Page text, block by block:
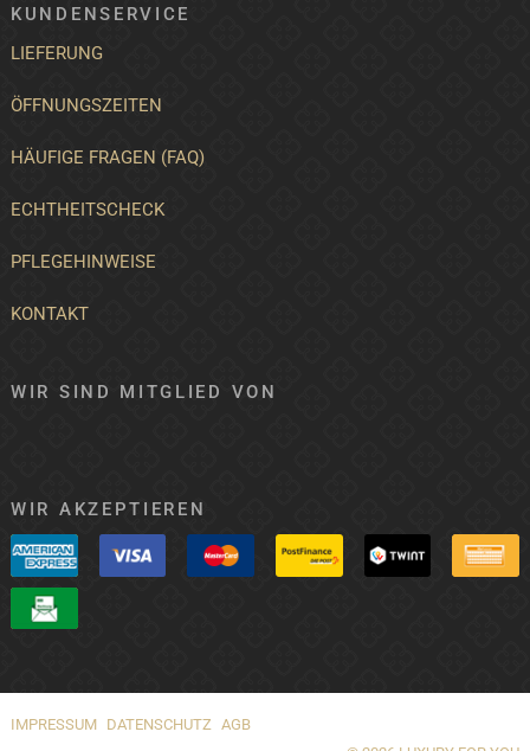
KUNDENSERVICE
LIEFERUNG
ÖFFNUNGSZEITEN
HÄUFIGE FRAGEN (FAQ)
ECHTHEITSCHECK
PFLEGEHINWEISE
KONTAKT
WIR SIND MITGLIED VON
WIR AKZEPTIEREN
IMPRESSUM DATENSCHUTZ AGB